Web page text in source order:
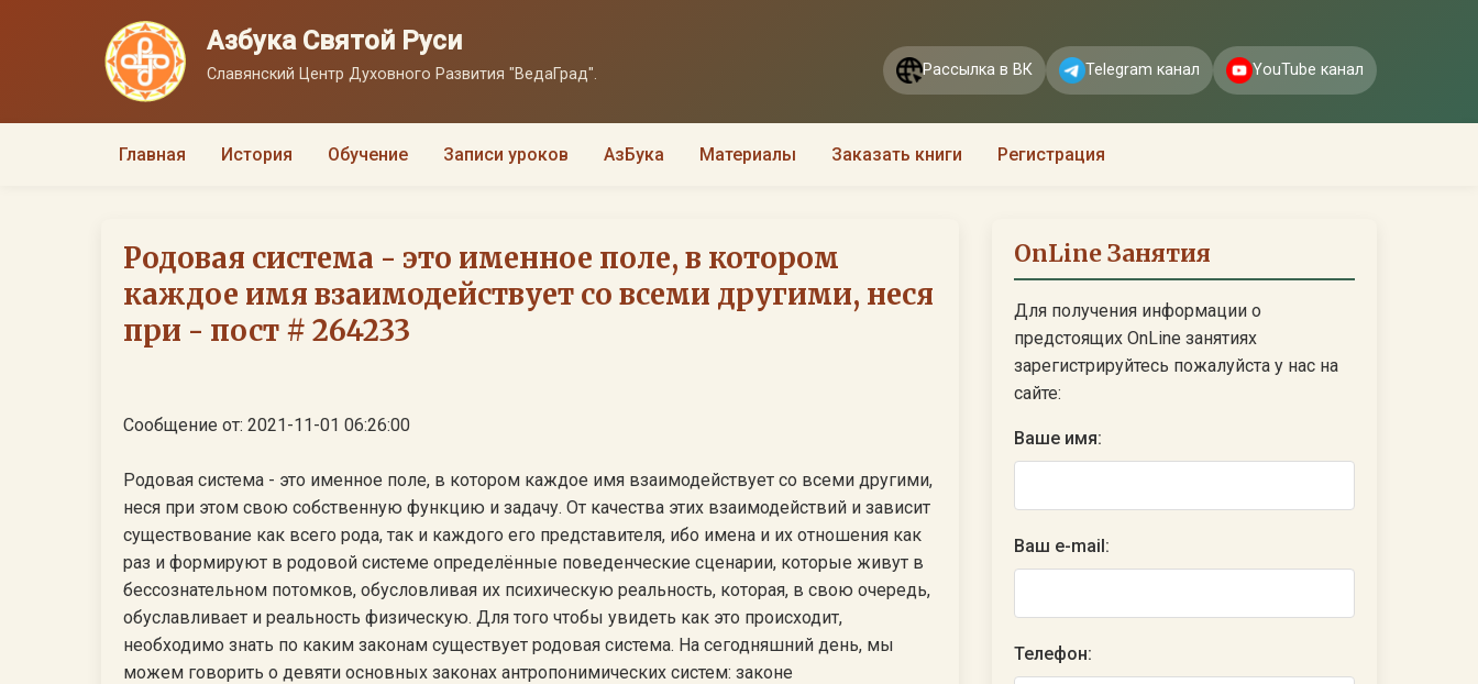
Азбука Святой Руси
Славянский Центр Духовного Развития "ВедаГрад". Рассылка в ВК Telegram канал YouTube канал
Главная История Обучение Записи уроков АзБука Материалы Заказать книги Регистрация
Родовая система - это именное поле, в котором
каждое имя взаимодействует со всеми другими, неся
при - пост # 264233
Сообщение от: 2021-11-01 06:26:00
Родовая система - это именное поле, в котором каждое имя взаимодействует со всеми другими,
неся при этом свою собственную функцию и задачу. От качества этих взаимодействий и зависит
существование как всего рода, так и каждого его представителя, ибо имена и их отношения как
раз и формируют в родовой системе определённые поведенческие сценарии, которые живут в
бессознательном потомков, обусловливая их психическую реальность, которая, в свою очередь,
обуславливает и реальность физическую. Для того чтобы увидеть как это происходит,
необходимо знать по каким законам существует родовая система. На сегодняшний день, мы
можем говорить о девяти основных законах антропонимических систем: законе
OnLine Занятия
Для получения информации о
предстоящих OnLine занятиях
зарегистрируйтесь пожалуйста у нас на
сайте:
Ваше имя:
Ваш e-mail:
Телефон: